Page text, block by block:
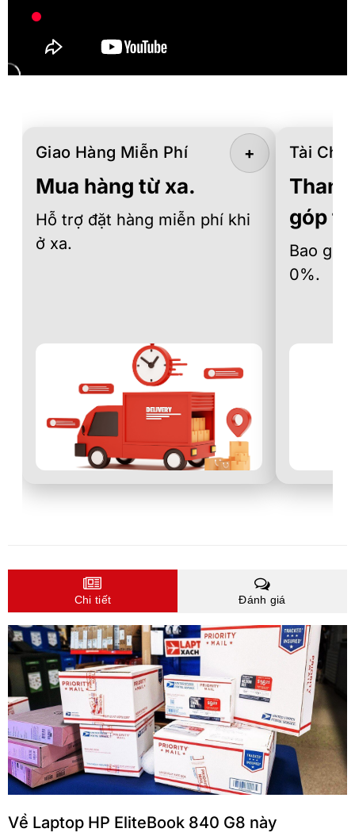
Giao Hàng Miễn Phí
Mua hàng từ xa.
Hỗ trợ đặt hàng miễn phí khi
ở xa.
+ Tài
góp
Bao
0%.
Chi tiết Đánh giá
Về Laptop HP EliteBook 840 G8 này